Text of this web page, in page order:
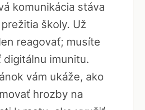
komunikácia stáva
školy. Už
reagovať; musíte
digitálnu imunitu.
vám ukáže, ako
hrozby na